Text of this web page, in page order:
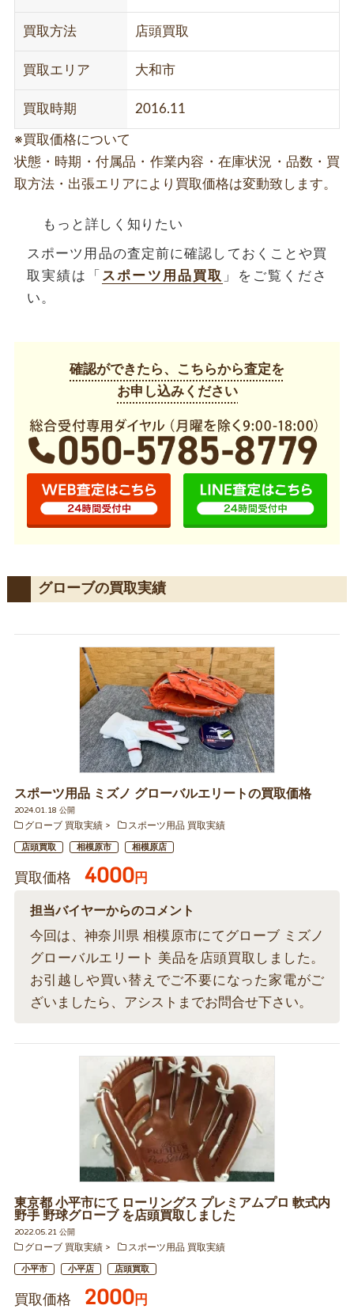
買取方法 店頭買取
買取エリア 大和市
買取時期 2016.11
※買取価格について
状態・時期・付属品・作業内容・在庫状況・品数・買
取方法・出張エリアにより買取価格は変動致します。
もっと詳しく知りたい
スポーツ用品の査定前に確認しておくことや買
取実績は「 スポーツ用品買取 」をご覧くださ
い。
確認ができたら、こちらから査定を
お申し込みください
グローブの買取実績
スポーツ用品 ミズノ グローバルエリートの買取価格
2024.01.18 公開
グローブ 買取実績
スポーツ用品 買取実績
店頭買取 相模原市 相模原店
買取価格 4000円
担当バイヤーからのコメント
今回は、神奈川県 相模原市にてグローブ ミズノ
グローバルエリート 美品を店頭買取しました。
お引越しや買い替えでご不要になった家電がご
ざいましたら、アシストまでお問合せ下さい。
東京都 小平市にて ローリングス プレミアムプロ 軟式内
野手 野球グローブ を店頭買取しました
2022.05.21 公開
グローブ 買取実績
スポーツ用品 買取実績
小平市 小平店 店頭買取
買取価格 2000円